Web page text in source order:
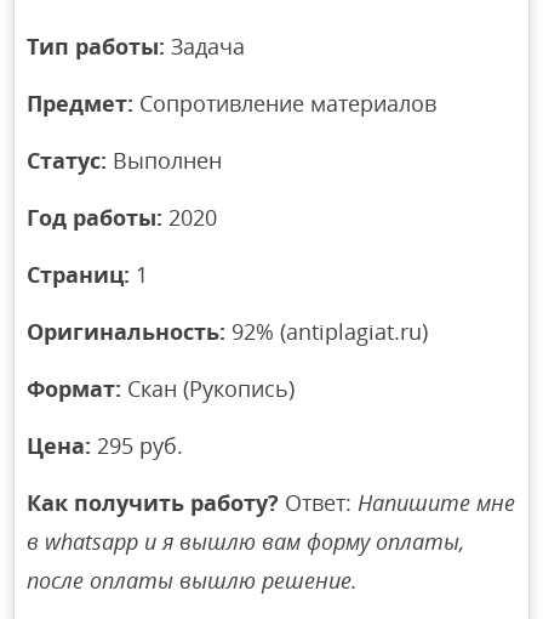
Тип работы: Задача
Предмет: Сопротивление материалов
Статус: Выполнен
Год работы: 2020
Страниц: 1
Оригинальность: 92% (antiplagiat.ru)
Формат: Скан (Рукопись)
Цена: 295 руб.
Как получить работу? Ответ: Напишите мне
в whatsapp и я вышлю вам форму оплаты,
после оплаты вышлю решение.